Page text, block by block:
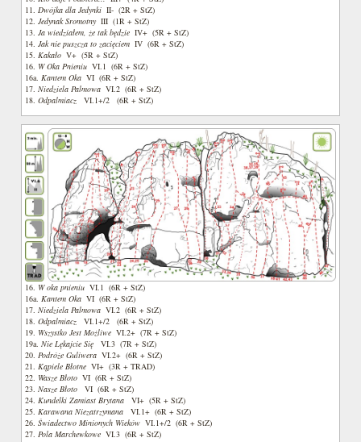
11. Dwójka dla Jedynki II- (2R + StZ)
12. Jedynak SromotnyIII (1R + StZ)
13. Ja wiedziałem, że tak będzie IV+ (5R + StZ)
14. Jak nie puszcza to zacięciem IV (6R + StZ)
15. Kakało V+ (5R + StZ)
16. W Oka Pnieniu VI.1 (6R + StZ)
16a. Kantem Oka VI (6R + StZ)
17. Niedziela Palmowa VI.2 (6R + StZ)
18. Odpalmiacz VI.1+/2 (6R + StZ)
16. W oka pnieniu VI.1 (6R + StZ)
16a. Kantem Oka VI (6R + StZ)
17. Niedziela Palmowa VI.2 (6R + StZ)
18. Odpalmiacz VI.1+/2 (6R + StZ)
19. Wszystko Jest Możliwe VI.2+ (7R + StZ)
19a. Nie Lękajcie Się VI.3 (7R + StZ)
20. Podróże Guliwera VI.2+ (6R + StZ)
21. Kąpiele Błotne VI+ (3R + TRAD)
22. Wasze Błoto VI (6R + StZ)
23. Nasze Błoto VI (6R + StZ)
24. Kundelki Zamiast Brytana VI+ (5R + StZ)
25. Karawana Niezatrzymana VI.1+ (6R + StZ)
26. Świadectwo Minionych Wieków VI.1+/2 (6R + StZ)
27. Pola Marchewkowe VI.3 (6R + StZ)